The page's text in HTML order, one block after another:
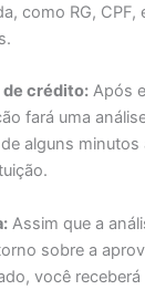
como RG, CPF,
de crédito: Após
fará uma
alguns minutos
Assim que a
sobre a
você